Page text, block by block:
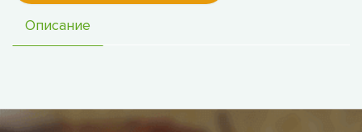
Описание